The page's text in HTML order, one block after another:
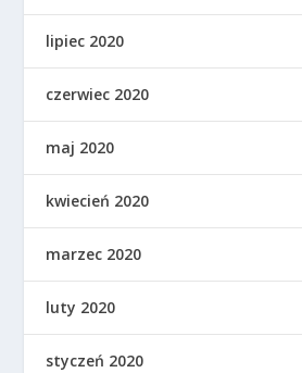
lipiec 2020
czerwiec 2020
maj 2020
kwiecień 2020
marzec 2020
luty 2020
styczeń 2020